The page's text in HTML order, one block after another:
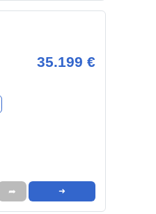
35.199 €
➦ ➜